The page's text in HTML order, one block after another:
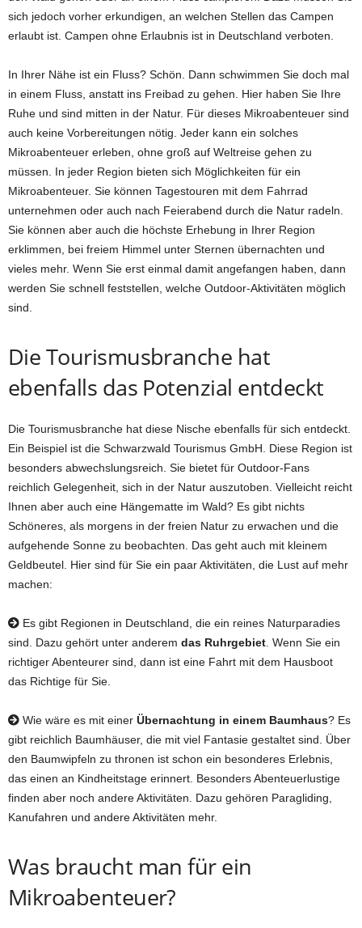
sich jedoch vorher erkundigen, an welchen Stellen das Campen
erlaubt ist. Campen ohne Erlaubnis ist in Deutschland verboten.
In Ihrer Nähe ist ein Fluss? Schön. Dann schwimmen Sie doch mal
in einem Fluss, anstatt ins Freibad zu gehen. Hier haben Sie Ihre
Ruhe und sind mitten in der Natur. Für dieses Mikroabenteuer sind
auch keine Vorbereitungen nötig. Jeder kann ein solches
Mikroabenteuer erleben, ohne groß auf Weltreise gehen zu
müssen. In jeder Region bieten sich Möglichkeiten für ein
Mikroabenteuer. Sie können Tagestouren mit dem Fahrrad
unternehmen oder auch nach Feierabend durch die Natur radeln.
Sie können aber auch die höchste Erhebung in Ihrer Region
erklimmen, bei freiem Himmel unter Sternen übernachten und
vieles mehr. Wenn Sie erst einmal damit angefangen haben, dann
werden Sie schnell feststellen, welche Outdoor-Aktivitäten möglich
sind.
Die Tourismusbranche hat
ebenfalls das Potenzial entdeckt
Die Tourismusbranche hat diese Nische ebenfalls für sich entdeckt.
Ein Beispiel ist die Schwarzwald Tourismus GmbH. Diese Region ist
besonders abwechslungsreich. Sie bietet für Outdoor-Fans
reichlich Gelegenheit, sich in der Natur auszutoben. Vielleicht reicht
Ihnen aber auch eine Hängematte im Wald? Es gibt nichts
Schöneres, als morgens in der freien Natur zu erwachen und die
aufgehende Sonne zu beobachten. Das geht auch mit kleinem
Geldbeutel. Hier sind für Sie ein paar Aktivitäten, die Lust auf mehr
machen:
Es gibt Regionen in Deutschland, die ein reines Naturparadies
sind. Dazu gehört unter anderem das Ruhrgebiet. Wenn Sie ein
richtiger Abenteurer sind, dann ist eine Fahrt mit dem Hausboot
das Richtige für Sie.
Wie wäre es mit einer Übernachtung in einem Baumhaus? Es
gibt reichlich Baumhäuser, die mit viel Fantasie gestaltet sind. Über
den Baumwipfeln zu thronen ist schon ein besonderes Erlebnis,
das einen an Kindheitstage erinnert. Besonders Abenteuerlustige
finden aber noch andere Aktivitäten. Dazu gehören Paragliding,
Kanufahren und andere Aktivitäten mehr.
Was braucht man für ein
Mikroabenteuer?